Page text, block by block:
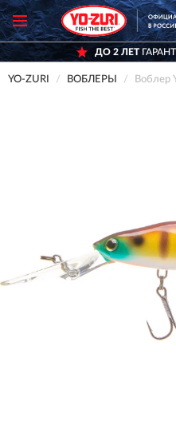
ДО 2 ЛЕТ
YO-ZURI ВОБЛЕРЫ Воблер